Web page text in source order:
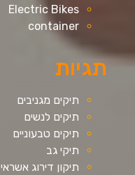
Electric Bikes
container
תגיות
תיקים מגניבים
תיקים לנשים
תיקים טבעוניים
תיקי גב
תיקון דירוג אשראי